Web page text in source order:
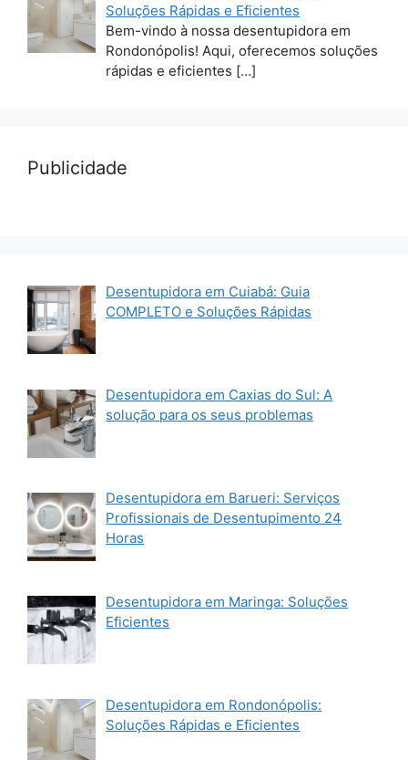
Soluções Rápidas e Eficientes
Bem-vindo à nossa desentupidora em
Rondonópolis! Aqui, oferecemos soluções
rápidas e eficientes […]
Publicidade
Desentupidora em Cuiabá: Guia
COMPLETO e Soluções Rápidas
Desentupidora em Caxias do Sul: A
solução para os seus problemas
Desentupidora em Barueri: Serviços
Profissionais de Desentupimento 24
Horas
Desentupidora em Maringa: Soluções
Eficientes
Desentupidora em Rondonópolis:
Soluções Rápidas e Eficientes